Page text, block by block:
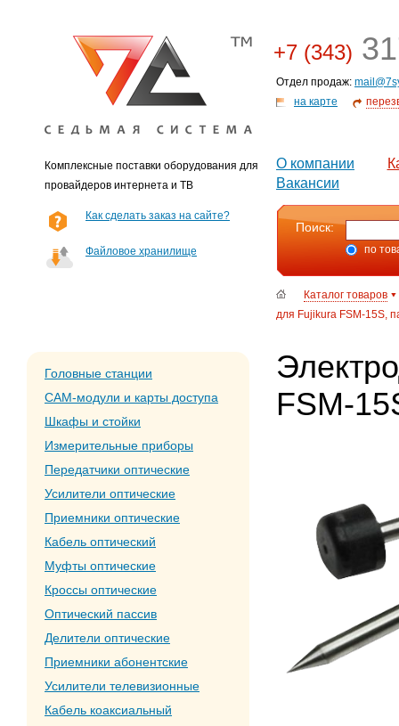
Комплексные поставки оборудования для
провайдеров интернета и ТВ
+7 (343)
Отдел продаж:
на карте
О компании
Вакансии
Как сделать заказ на сайте?
Файловое хранилище
Поиск:
по
Каталог товаров
для Fujikura FSM-15S,
Головные станции
CAM-модули и карты доступа
Шкафы и стойки
Измерительные приборы
Передатчики оптические
Усилители оптические
Приемники оптические
Кабель оптический
Муфты оптические
Кроссы оптические
Оптический пассив
Делители оптические
Приемники абонентские
Усилители телевизионные
Кабель коаксиальный
FSM-